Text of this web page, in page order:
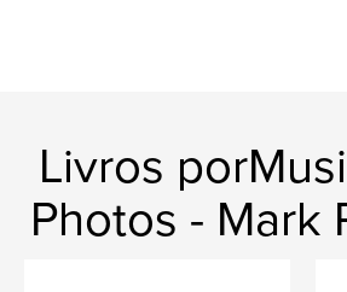
Livros
Photos - Mark